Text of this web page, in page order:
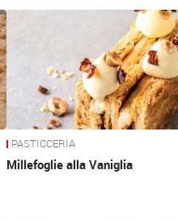
PASTICCERIA
Millefoglie alla Vaniglia